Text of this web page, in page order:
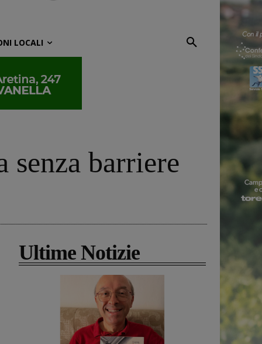
LOCALI
barriere
Ultime Notizie